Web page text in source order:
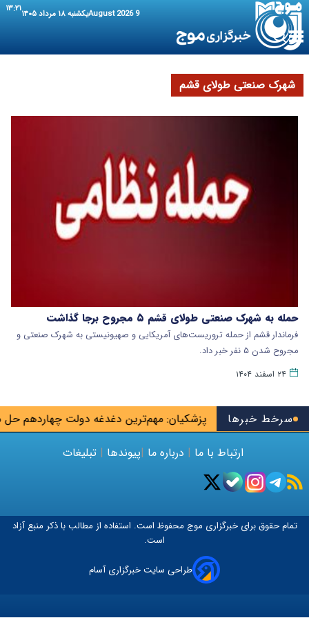
9 August 2026 یکشنبه ۱۸ مرداد ۱۴۰۵ ۱۳:۲۱
سرخط خبرها پزشکیان: مهم‌ترین دغدغه دولت چهاردهم پایان شهریور
شهرک صنعتی طولای قشم
حمله به شهرک صنعتی طولای قشم ۵ مجروح برجا گذاشت
فرماندار قشم از حمله تروریست‌های آمریکایی و صهیونیستی به شهرک صنعتی و
مجروح شدن ۵ نفر خبر داد.
۲۴ اسفند ۱۴۰۴
ارتباط با ما | درباره ما |پیوندها | تبلیغات
تمام حقوق برای خبرگزاری موج محفوظ است. استفاده از مطالب با ذکر منبع آزاد
است.
طراحی سایت خبرگزاری آسام